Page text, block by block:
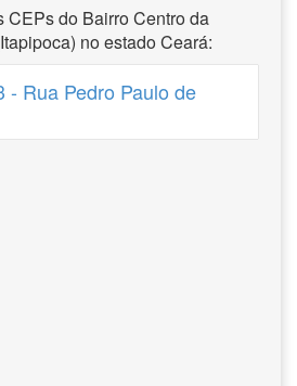
CEPs do Bairro Centro da
no estado Ceará:
- Rua Pedro Paulo de